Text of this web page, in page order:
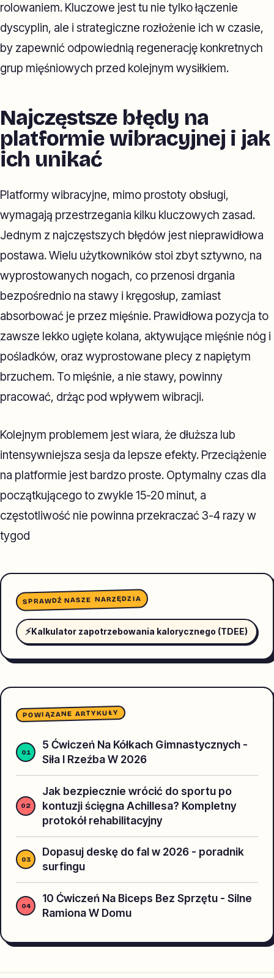
rolowaniem. Kluczowe jest tu nie tylko łączenie
dyscyplin, ale i strategiczne rozłożenie ich w czasie,
by zapewnić odpowiednią regenerację konkretnych
grup mięśniowych przed kolejnym wysiłkiem.
Najczęstsze błędy na
platformie wibracyjnej i jak
ich unikać
Platformy wibracyjne, mimo prostoty obsługi,
wymagają przestrzegania kilku kluczowych zasad.
Jednym z najczęstszych błędów jest nieprawidłowa
postawa. Wielu użytkowników stoi zbyt sztywno, na
wyprostowanych nogach, co przenosi drgania
bezpośrednio na stawy i kręgosłup, zamiast
absorbować je przez mięśnie. Prawidłowa pozycja to
zawsze lekko ugięte kolana, aktywujące mięśnie nóg i
pośladków, oraz wyprostowane plecy z napiętym
brzuchem. To mięśnie, a nie stawy, powinny
pracować, drżąc pod wpływem wibracji.
Kolejnym problemem jest wiara, że dłuższa lub
intensywniejsza sesja da lepsze efekty. Przeciążenie
na platformie jest bardzo proste. Optymalny czas dla
początkującego to zwykle 15-20 minut, a
częstotliwość nie powinna przekraczać 3-4 razy w
tygod
SPRAWDŹ NASZE NARZĘDZIA
⚡Kalkulator zapotrzebowania kalorycznego (TDEE)
POWIĄZANE ARTYKUŁY
5 Ćwiczeń Na Kółkach Gimnastycznych -
Siła I Rzeźba W 2026
Jak bezpiecznie wrócić do sportu po
kontuzji ścięgna Achillesa? Kompletny
protokół rehabilitacyjny
Dopasuj deskę do fal w 2026 - poradnik
surfingu
10 Ćwiczeń Na Biceps Bez Sprzętu - Silne
Ramiona W Domu